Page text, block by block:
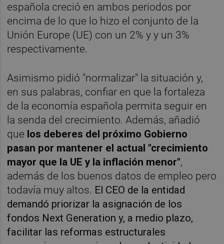
española creció en ambos periodos por
encima de lo que lo hizo el conjunto de la
Unión Europe (UE) con un 2% y y un 3%
respectivamente.
Asimismo pidió "normalizar" la situación y,
en sus palabras, confiar en que la fortaleza
de la economía española permita seguir en
la senda del crecimiento. Además, añadió
que los deberes del próximo Gobierno
pasan por mantener el actual "crecimiento
mayor que la UE y la inflación menor",
además de los buenos datos de empleo pero
todavía muy altos. El CEO de la entidad
demandó priorizar la asignación de los
fondos Next Generation y, a medio plazo,
facilitar las reformas estructurales